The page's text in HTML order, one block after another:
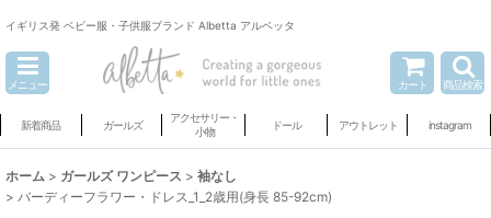
イギリス発 ベビー服・子供服ブランド Albetta アルベッタ
メニュー カート 商品検索
新着商品 ガールズ
アクセサリー・
小物
ドール アウトレット instagram
ホーム > ガールズ ワンピース > 袖なし
> バーディーフラワー・ドレス_1_2歳用(身長 85-92cm)